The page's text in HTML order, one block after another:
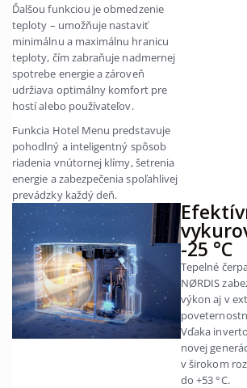
Ďalšou funkciou je obmedzenie
teploty – umožňuje nastaviť
minimálnu a maximálnu hranicu
teploty, čím zabraňuje nadmernej
spotrebe energie a zároveň
udržiava optimálny komfort pre
hostí alebo používateľov.
Funkcia Hotel Menu predstavuje
pohodlný a inteligentný spôsob
riadenia vnútornej klímy, šetrenia
energie a zabezpečenia spoľahlivej
prevádzky každý deň.
-25 °C
Tepelné
NØRDIS
výkon aj v
Vďaka
novej
v širokom
do +53 °C.